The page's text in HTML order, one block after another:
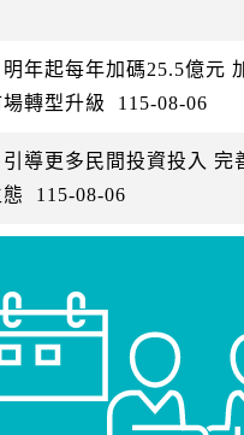
年起每年加碼25.5億元
轉型升級
115-08-06
導更多民間投資投入 完
115-08-06